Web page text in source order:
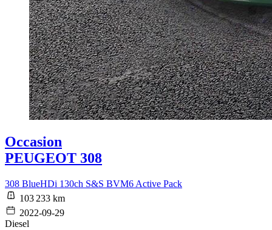
Occasion
PEUGEOT 308
308 BlueHDi 130ch S&S BVM6 Active Pack
103 233 km
2022-09-29
Diesel